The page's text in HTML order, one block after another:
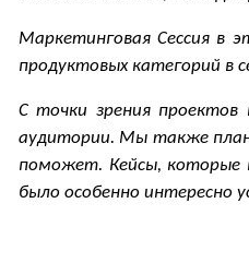
Маркетинговая Сессия в
продуктовых категорий в
С точки зрения
аудитории. Мы также
поможет. Кейсы, которые
было особенно интересно